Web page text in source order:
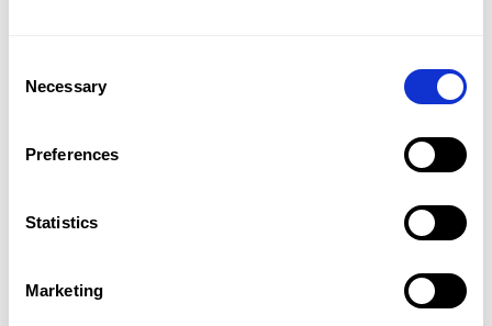
Selection
Necessary
Preferences
Statistics
Marketing
Warum Sie mit zufälligen Bewertungen